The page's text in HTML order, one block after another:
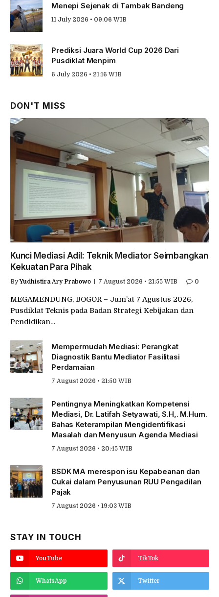
Menepi Sejenak di Tambak Bandeng
11 July 2026 • 09:06 WIB
Prediksi Juara World Cup 2026 Dari
Pusdiklat Menpim
6 July 2026 • 21:16 WIB
DON'T MISS
Kunci Mediasi Adil: Teknik Mediator Seimbangkan
Kekuatan Para Pihak
By Yudhistira Ary Prabowo 7 August 2026 • 21:55 WIB 0
MEGAMENDUNG, BOGOR – Jum’at 7 Agustus 2026,
Pusdiklat Teknis pada Badan Strategi Kebijakan dan
Pendidikan…
Mempermudah Mediasi: Perangkat
Diagnostik Bantu Mediator Fasilitasi
Perdamaian
7 August 2026 • 21:50 WIB
Pentingnya Meningkatkan Kompetensi
Mediasi, Dr. Latifah Setyawati, S.H,. M.Hum.
Bahas Keterampilan Mengidentifikasi
Masalah dan Menyusun Agenda Mediasi
7 August 2026 • 20:45 WIB
BSDK MA merespon isu Kepabeanan dan
Cukai dalam Penyusunan RUU Pengadilan
Pajak
7 August 2026 • 19:03 WIB
STAY IN TOUCH
YouTube TikTok
WhatsApp Twitter